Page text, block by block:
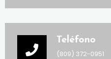
Teléfono
(809) 372-0951